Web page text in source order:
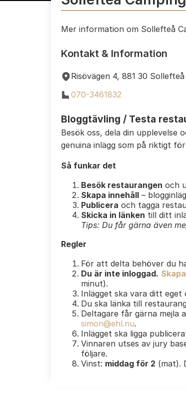
Mer information om Sollefteå
Kontakt & Information
Risövägen 4, 881 30 Sollefteå
070-3461832
Bloggtävling / Testa
Besök oss, dela din upplevelse
genuina inlägg som på riktigt
Så funkar det
Besök restaurangen och
Skapa innehåll –
Publicera och tagga
Skicka in länken till ditt
Tips: Du får gärna även
Regler
För att delta behöver du
Du är inte inloggad.
minut).
Inlägget ska vara ditt eget
Du ska länka till
Deltagare får gärna mejla
simon@ehl.nu.
Inlägget ska ligga
Vinnaren utses av jury
följare.
Vinst: middag för 2 (mat).